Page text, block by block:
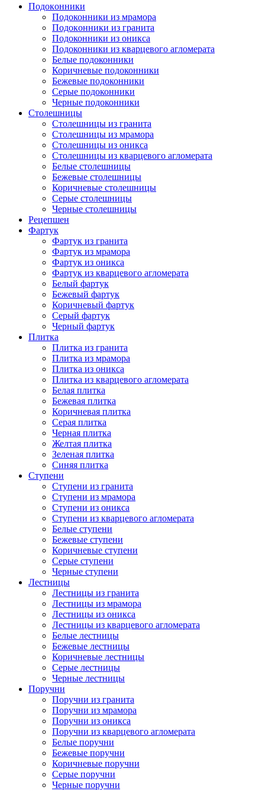
Подокoнники
Подоконники из мрамора
Подокoнники из гранита
Подоконники из оникса
Подоконники из кварцевого агломерата
Белые подоконники
Коричневые подоконники
Бежевые подоконники
Серые подоконники
Черные подоконники
Столешницы
Столешницы из гранита
Столешницы из мрамора
Столешницы из оникса
Столешницы из кварцевого агломерата
Белые столешницы
Бежевые столешницы
Коричневые столешницы
Серые столешницы
Черные столешницы
Рецепшен
Фартук
Фартук из гранита
Фартук из мрамора
Фартук из оникса
Фартук из кварцевого агломерата
Белый фартук
Бежевый фартук
Коричневый фартук
Серый фартук
Черный фартук
Плитка
Плитка из гранита
Плитка из мрамора
Плитка из оникса
Плитка из кварцевого агломерата
Белая плитка
Бежевая плитка
Коричневая плитка
Серая плитка
Черная плитка
Желтая плитка
Зеленая плитка
Синяя плитка
Ступени
Ступени из гранита
Ступени из мрамора
Ступени из оникса
Ступени из кварцевого агломерата
Белые ступени
Бежевые ступени
Коричневые ступени
Серые ступени
Черные ступени
Лестницы
Лестницы из гранита
Лестницы из мрамора
Лестницы из оникса
Лестницы из кварцевого агломерата
Белые лестницы
Бежевые лестницы
Коричневые лестницы
Серые лестницы
Черные лестницы
Поручни
Поручни из гранита
Поручни из мрамора
Поручни из оникса
Поручни из кварцевого агломерата
Белые поручни
Бежевые поручни
Коричневые поручни
Серые поручни
Черные поручни